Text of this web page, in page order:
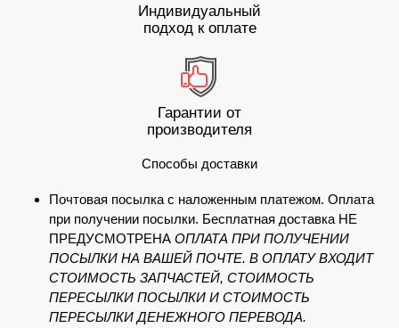
Индивидуальный
подход к оплате
Гарантии от
производителя
Способы доставки
Почтовая посылка с наложенным платежом. Оплата
при получении посылки. Бесплатная доставка НЕ
ПРЕДУСМОТРЕНА ОПЛАТА ПРИ ПОЛУЧЕНИИ
ПОСЫЛКИ НА ВАШЕЙ ПОЧТЕ. В ОПЛАТУ ВХОДИТ
СТОИМОСТЬ ЗАПЧАСТЕЙ, СТОИМОСТЬ
ПЕРЕСЫЛКИ ПОСЫЛКИ И СТОИМОСТЬ
ПЕРЕСЫЛКИ ДЕНЕЖНОГО ПЕРЕВОДА.